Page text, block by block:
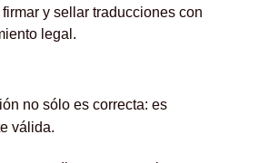
y sellar traducciones con
legal.
no sólo es correcta: es
válida.